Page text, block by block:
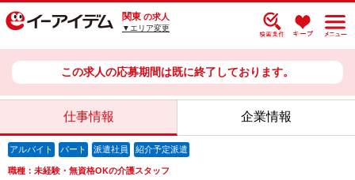
関東 の求人
▼エリア変更
この求人の応募期間は既に終了しております。
仕事情報 企業情報
アルバイト パート 派遣社員 紹介予定派遣
職種：未経験・無資格OKの介護スタッフ